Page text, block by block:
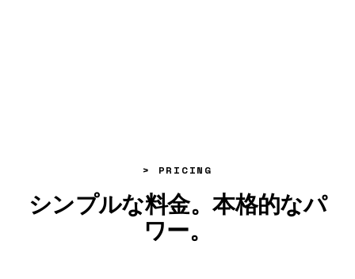
> PRICING
シンプルな料金。本格的なパ
ワー。